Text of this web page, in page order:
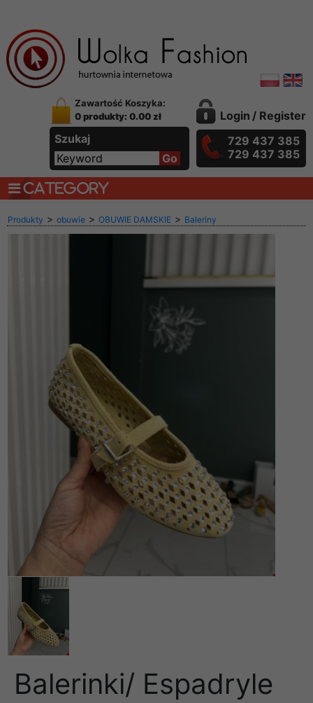
Zawartość Koszyka:
0 produkty: 0.00 zł
Szukaj
Login / Register
729 437 385
729 437 385
CATEGORY
Produkty > obuwie > OBUWIE DAMSKIE > Baleriny
Balerinki/ Espadryle